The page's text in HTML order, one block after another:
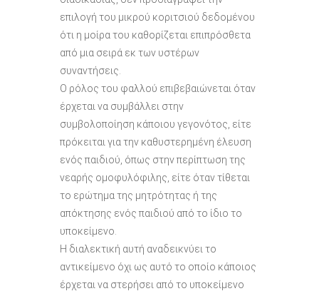
επιλογή του μικρού κοριτσιού δεδομένου
ότι η μοίρα του καθορίζεται επιπρόσθετα
από μια σειρά εκ των υστέρων
συναντήσεις.
Ο ρόλος του φαλλού επιβεβαιώνεται όταν
έρχεται να συμβάλλει στην
συμβολοποίηση κάποιου γεγονότος, είτε
πρόκειται για την καθυστερημένη έλευση
ενός παιδιού, όπως στην περίπτωση της
νεαρής ομοφυλόφιλης, είτε όταν τίθεται
το ερώτημα της μητρότητας ή της
απόκτησης ενός παιδιού από το ίδιο το
υποκείμενο.
Η διαλεκτική αυτή αναδεικνύει το
αντικείμενο όχι ως αυτό το οποίο κάποιος
έρχεται να στερήσει από το υποκείμενο